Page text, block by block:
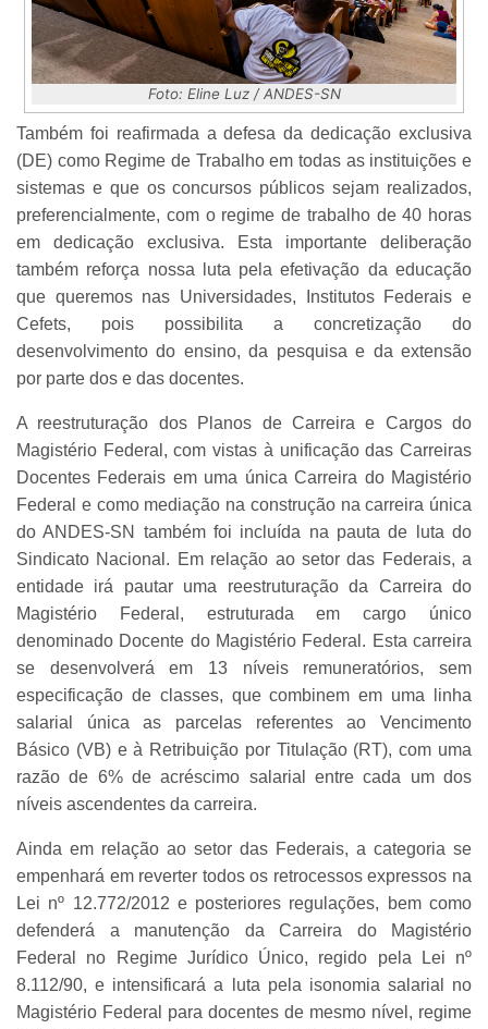
Foto: Eline Luz / ANDES-SN
Também foi reafirmada a defesa da dedicação exclusiva
(DE) como Regime de Trabalho em todas as instituições e
sistemas e que os concursos públicos sejam realizados,
preferencialmente, com o regime de trabalho de 40 horas
em dedicação exclusiva. Esta importante deliberação
também reforça nossa luta pela efetivação da educação
que queremos nas Universidades, Institutos Federais e
Cefets, pois possibilita a concretização do
desenvolvimento do ensino, da pesquisa e da extensão
por parte dos e das docentes.
A reestruturação dos Planos de Carreira e Cargos do
Magistério Federal, com vistas à unificação das Carreiras
Docentes Federais em uma única Carreira do Magistério
Federal e como mediação na construção na carreira única
do ANDES-SN também foi incluída na pauta de luta do
Sindicato Nacional. Em relação ao setor das Federais, a
entidade irá pautar uma reestruturação da Carreira do
Magistério Federal, estruturada em cargo único
denominado Docente do Magistério Federal. Esta carreira
se desenvolverá em 13 níveis remuneratórios, sem
especificação de classes, que combinem em uma linha
salarial única as parcelas referentes ao Vencimento
Básico (VB) e à Retribuição por Titulação (RT), com uma
razão de 6% de acréscimo salarial entre cada um dos
níveis ascendentes da carreira.
Ainda em relação ao setor das Federais, a categoria se
empenhará em reverter todos os retrocessos expressos na
Lei nº 12.772/2012 e posteriores regulações, bem como
defenderá a manutenção da Carreira do Magistério
Federal no Regime Jurídico Único, regido pela Lei nº
8.112/90, e intensificará a luta pela isonomia salarial no
Magistério Federal para docentes de mesmo nível, regime